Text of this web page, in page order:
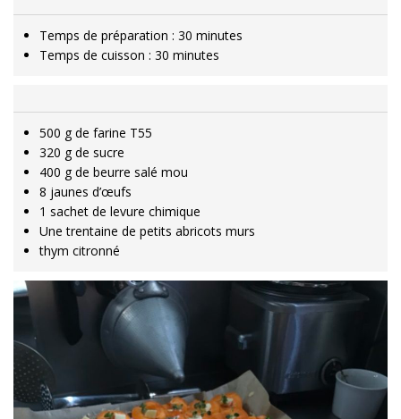
Temps de préparation : 30 minutes
Temps de cuisson : 30 minutes
500 g de farine T55
320 g de sucre
400 g de beurre salé mou
8 jaunes d’œufs
1 sachet de levure chimique
Une trentaine de petits abricots murs
thym citronné